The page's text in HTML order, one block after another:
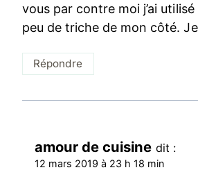
vous par contre moi j’ai
peu de triche de mon côté.
Répondre
amour de cuisine dit :
12 mars 2019 à 23 h 18 min